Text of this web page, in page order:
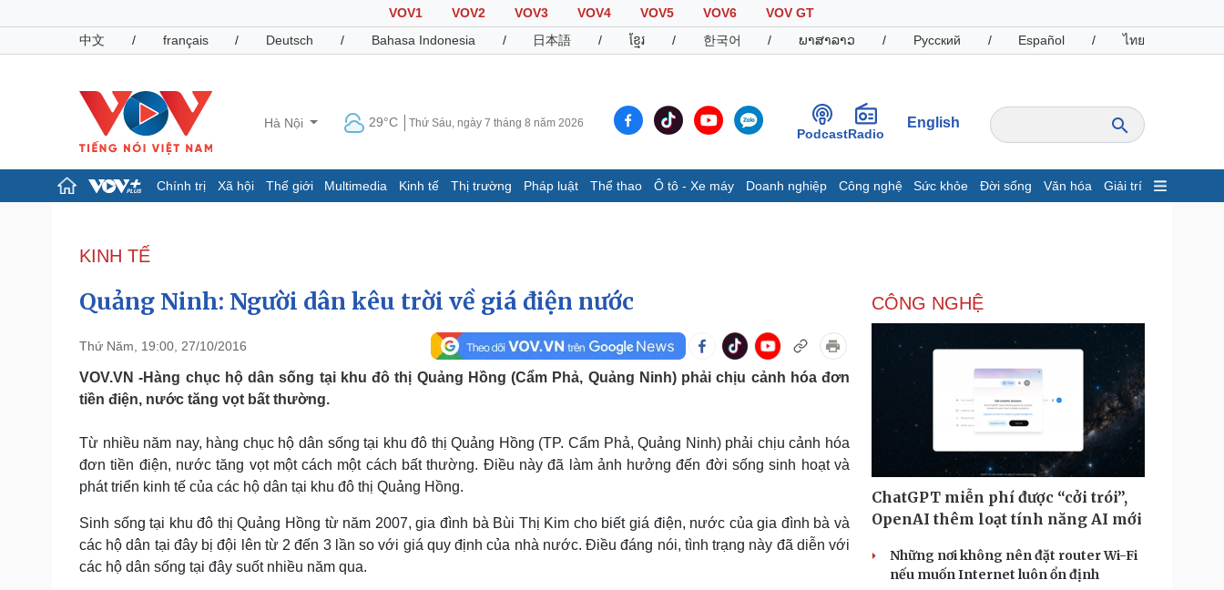
VOV1 VOV2 VOV3 VOV4 VOV5 VOV6
VOV GT
中文
/ français / Deutsch / Bahasa Indonesia / 日本語 / ខ្មែរ / 한국어 / ພາສາລາວ / Русский / Español / ไทย
Hà Nội 29°C Thứ Sáu, ngày 7 tháng 8 năm 2026
PodcastRadio
English
Chính trị Xã hội Thế giới Multimedia Kinh tế Thị trường Pháp luật Thể thao Ô tô - Xe máy Doanh nghiệp Công nghệ Sức khỏe Đời sống Văn hóa Giải trí
Đảng
Tổ chức nhân sự
Quốc hội
Nhận diện sự thật
Dấu ấn VOV
Hồ sơ
Infographic
Giá cà phê
Pháp luật
Vụ án
Tư vấn luật
Quân sự - Quốc phòng
Vũ khí
Phân tích
Thể thao
Thế giới thể thao
eSports
Hậu trường
Ô tô - Xe máy
Tư vấn
Doanh nghiệp
Doanh nhân
Vì cộng đồng
Công nghệ
Sành điệu
Tin Công nghệ
Trải nghiệm
Chuyển đổi số
Dinh dưỡng - món ngon
Cây thuốc
Sản phụ khoa
Nhà đẹp
Blog
Tình yêu - Gia đình
Sân khấu - Điện ảnh
Văn học
Nghệ sĩ
Thời trang
Tư vấn
Săn Tour
Podcast
Câu chuyện thời sự
Đọc truyện đêm khuya
Cửa sổ tình yêu
KINH TẾ
Quảng Ninh: Người dân kêu trời về giá điện nước
Thứ Năm, 19:00, 27/10/2016
VOV.VN -Hàng chục hộ dân sống tại khu đô thị Quảng Hồng (Cẩm Phả, Quảng Ninh) phải chịu cảnh hóa đơn
tiền điện, nước tăng vọt bất thường.
Từ nhiều năm nay, hàng chục hộ dân sống tại khu đô thị Quảng Hồng (TP. Cẩm Phả, Quảng Ninh) phải chịu cảnh hóa
đơn tiền điện, nước tăng vọt một cách một cách bất thường. Điều này đã làm ảnh hưởng đến đời sống sinh hoạt và
phát triển kinh tế của các hộ dân tại khu đô thị Quảng Hồng.
Sinh sống tại khu đô thị Quảng Hồng từ năm 2007, gia đình bà Bùi Thị Kim cho biết giá điện, nước của gia đình bà và
các hộ dân tại đây bị đội lên từ 2 đến 3 lần so với giá quy định của nhà nước. Điều đáng nói, tình trạng này đã diễn với
các hộ dân sống tại đây suốt nhiều năm qua.
CÔNG NGHỆ
ChatGPT miễn phí được “cởi trói”,
OpenAI thêm loạt tính năng AI mới
Những nơi không nên đặt router Wi-Fi
nếu muốn Internet luôn ổn định